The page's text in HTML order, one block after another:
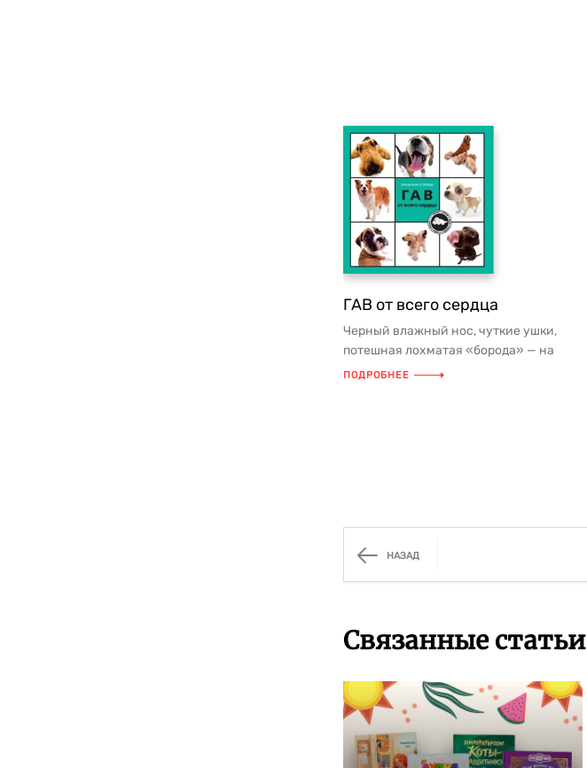
ГАВ от всего сердца
Черный влажный нос, чуткие ушки,
потешная лохматая «борода» — на
фотографиях в этой замечательной кн...
ПОДРОБНЕЕ
НАЗАД
Связанные статьи